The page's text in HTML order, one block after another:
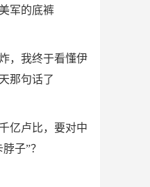
军的底裤
，我终于看懂伊
那句话了
亿卢比，要对中
子”？